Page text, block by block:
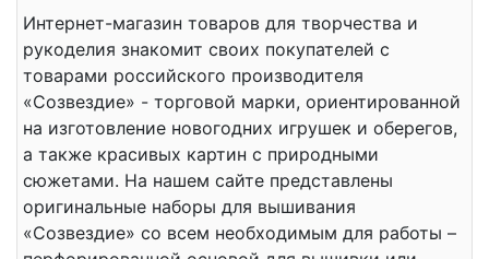
Интернет-магазин товаров для творчества и
рукоделия знакомит своих покупателей с
товарами российского производителя
«Созвездие» - торговой марки, ориентированной
на изготовление новогодних игрушек и оберегов,
а также красивых картин с природными
сюжетами. На нашем сайте представлены
оригинальные наборы для вышивания
«Созвездие» со всем необходимым для работы –